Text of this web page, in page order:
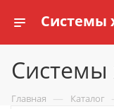
Системы
Главная — Каталог